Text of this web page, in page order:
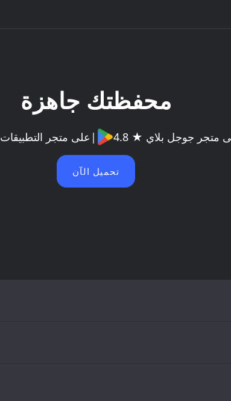
محفظتك جاهزة
4.9 ★ على متجر التطبيقات | ★ على متجر جوجل بلاي
تحميل الآن